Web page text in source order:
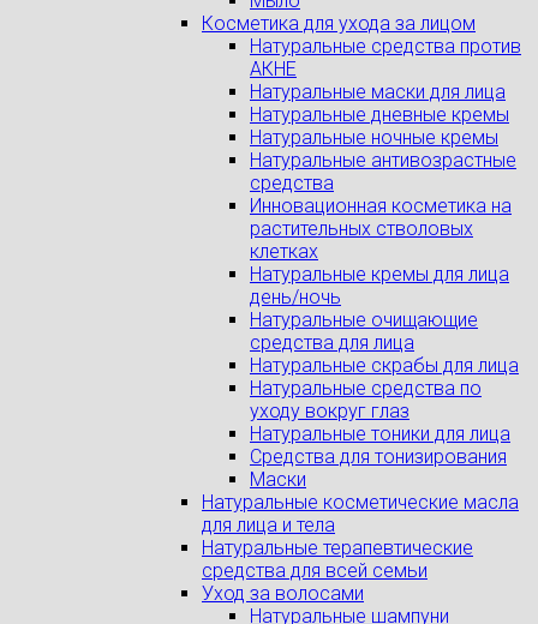
Косметика для ухода за лицом
Натуральные средства против
АКНЕ
Натуральные маски для лица
Натуральные дневные кремы
Натуральные ночные кремы
Натуральные антивозрастные
средства
Инновационная косметика на
растительных стволовых
клетках
Натуральные кремы для лица
день/ночь
Натуральные очищающие
средства для лица
Натуральные скрабы для лица
Натуральные средства по
уходу вокруг глаз
Натуральные тоники для лица
Средства для тонизирования
Маски
Натуральные косметические масла
для лица и тела
Натуральные терапевтические
средства для всей семьи
Уход за волосами
Натуральные шампуни